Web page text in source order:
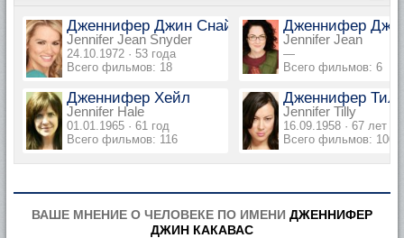
Дженнифер Джин Снайдер
Jennifer Jean Snyder
24.10.1972 · 53 года
Всего фильмов: 18
Дженнифер
Jennifer Jean
—
Всего фильмов: 6
Дженнифер Хейл
Jennifer Hale
01.01.1965 · 61 год
Всего фильмов: 116
Дженнифер
Jennifer Tilly
16.09.1958 · 67 лет
Всего фильмов: 100
ВАШЕ МНЕНИЕ О ЧЕЛОВЕКЕ ПО ИМЕНИ ДЖЕННИФЕР
ДЖИН КАКАВАС